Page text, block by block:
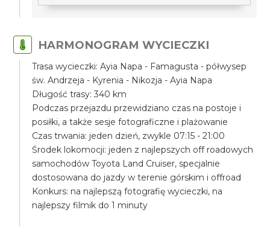
HARMONOGRAM WYCIECZKI
Trasa wycieczki: Ayia Napa - Famagusta - półwysep
św. Andrzeja - Kyrenia - Nikozja - Ayia Napa
Długość trasy: 340 km
Podczas przejazdu przewidziano czas na postoje i
posiłki, a także sesje fotograficzne i plażowanie
Czas trwania: jeden dzień, zwykle 07:15 - 21:00
Środek lokomocji: jeden z najlepszych off roadowych
samochodów Toyota Land Cruiser, specjalnie
dostosowana do jazdy w terenie górskim i offroad
Konkurs: na najlepszą fotografię wycieczki, na
najlepszy filmik do 1 minuty